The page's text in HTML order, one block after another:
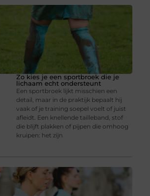
Zo kies je een sportbroek die je
lichaam echt ondersteunt
Een sportbroek lijkt misschien een
detail, maar in de praktijk bepaalt hij
vaak of je training soepel voelt of juist
afleidt. Een knellende tailleband, stof
die blijft plakken of pijpen die omhoog
kruipen: het zijn